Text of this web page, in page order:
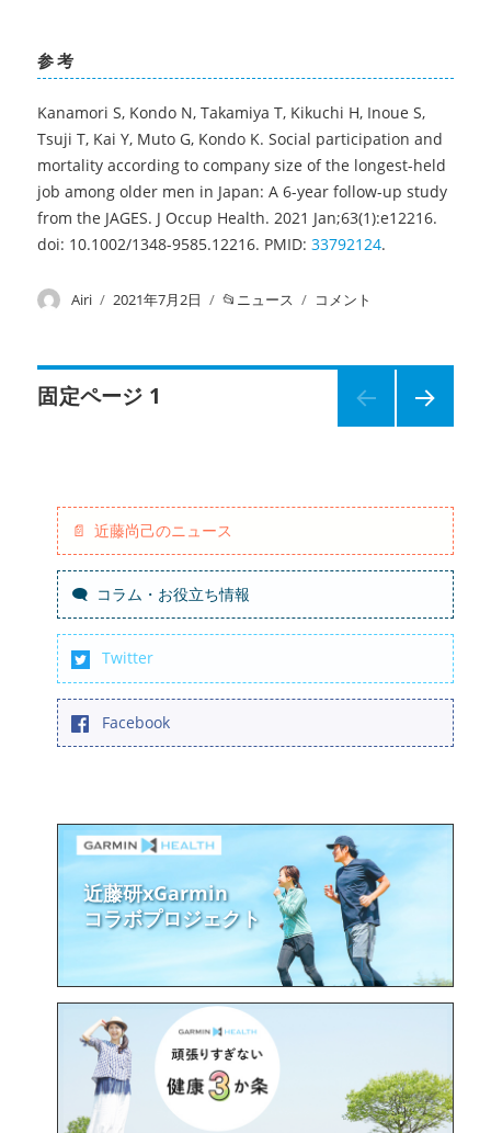
ageing
in
Western
Pacific
Region）
に
参考
Kanamori S, Kondo N, Takamiya T, Kikuchi H, Inoue S,
Tsuji T, Kai Y, Muto G, Kondo K. Social participation and
mortality according to company size of the longest-held
job among older men in Japan: A 6-year follow-up study
from the JAGES. J Occup Health. 2021 Jan;63(1):e12216.
doi: 10.1002/1348-9585.12216. PMID:33792124.
投
Airi
投
2021年7月2日
カ
リ
ニュース
紹
文
ー
ム
ー
ー
参
加、
亡
率）
コメント
投
ナ
ビ
ゲ
ー
シ
ン
固定ページ 1
近藤尚己のニュース
コラム・お役立ち情報
Twitter
Facebook
近藤研xGarmin
コラボプロジェクト